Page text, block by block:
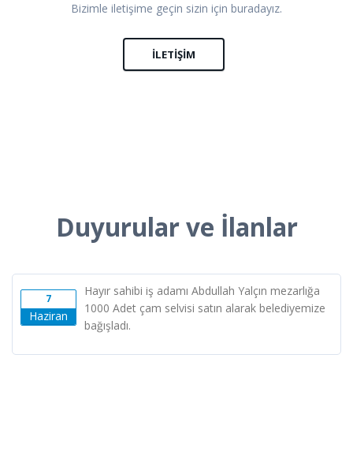
Bizimle iletişime geçin sizin için buradayız.
İLETIŞIM
Duyurular ve İlanlar
7
Haziran
Hayır sahibi iş adamı Abdullah Yalçın mezarlığa
1000 Adet çam selvisi satın alarak belediyemize
bağışladı.